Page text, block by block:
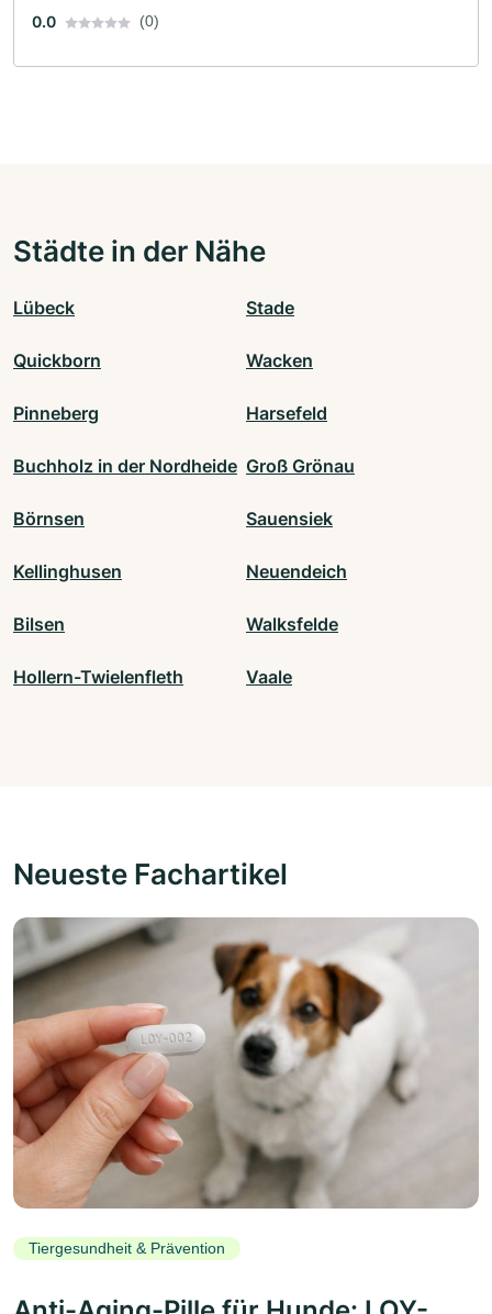
0.0 (0)
Städte in der Nähe
Lübeck Stade
Quickborn Wacken
Pinneberg Harsefeld
Buchholz in der Nordheide Groß Grönau
Börnsen Sauensiek
Kellinghusen Neuendeich
Bilsen Walksfelde
Hollern-Twielenfleth Vaale
Neueste Fachartikel
Tiergesundheit & Prävention